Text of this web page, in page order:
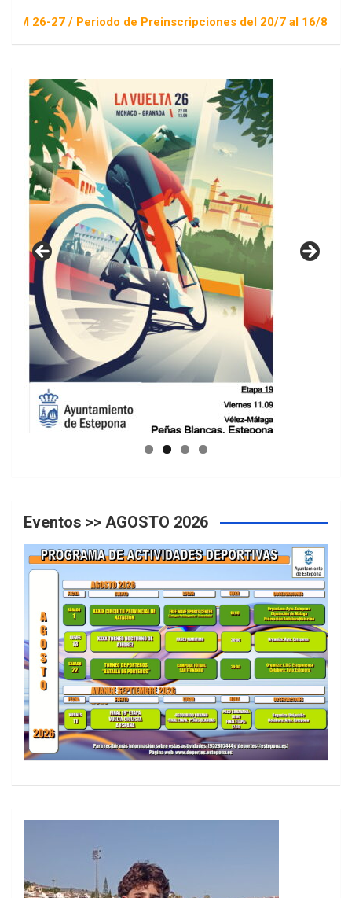
/ Periodo de Preinscripciones del 20/7 al 16/8 / Sorteo 1 de
GUIA DE INSTALACIONES DEPORTIVAS
Eventos >> AGOSTO 2026